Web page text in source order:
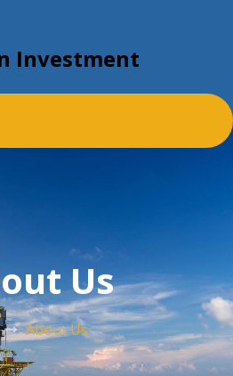
Investment
Us
About Us